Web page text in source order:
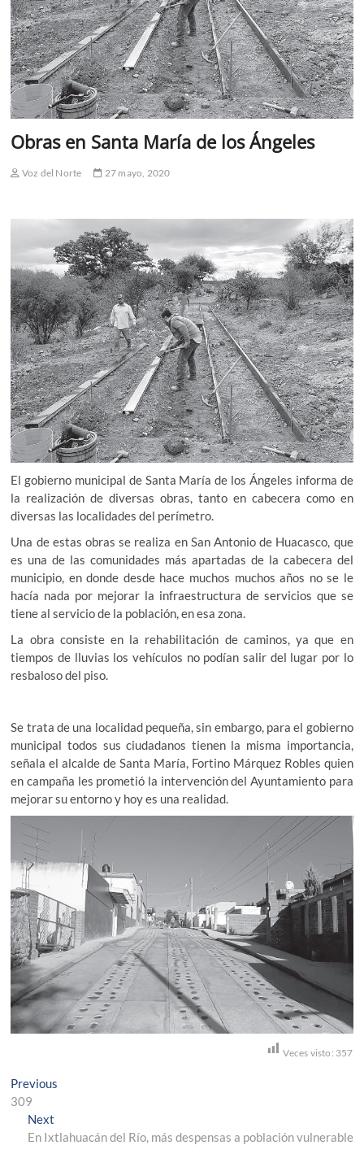
Obras en Santa María de los Ángeles
Voz del Norte 27 mayo, 2020
El gobierno municipal de Santa María de los Ángeles informa de
la realización de diversas obras, tanto en cabecera como en
diversas las localidades del perímetro.
Una de estas obras se realiza en San Antonio de Huacasco, que
es una de las comunidades más apartadas de la cabecera del
municipio, en donde desde hace muchos muchos años no se le
hacía nada por mejorar la infraestructura de servicios que se
tiene al servicio de la población, en esa zona.
La obra consiste en la rehabilitación de caminos, ya que en
tiempos de lluvias los vehículos no podían salir del lugar por lo
resbaloso del piso.
Se trata de una localidad pequeña, sin embargo, para el gobierno
municipal todos sus ciudadanos tienen la misma importancia,
señala el alcalde de Santa María, Fortino Márquez Robles quien
en campaña les prometió la intervención del Ayuntamiento para
mejorar su entorno y hoy es una realidad.
Veces visto: 357
Navegación
de
entradas
Previous
309
NextNext
post:
En Ixtlahuacán del Río, más despensas a población vulnerable